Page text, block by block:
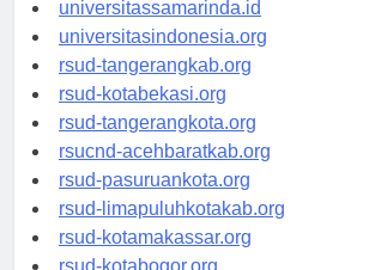
universitassamarinda.id
universitasindonesia.org
rsud-tangerangkab.org
rsud-kotabekasi.org
rsud-tangerangkota.org
rsucnd-acehbaratkab.org
rsud-pasuruankota.org
rsud-limapuluhkotakab.org
rsud-kotamakassar.org